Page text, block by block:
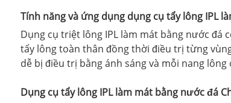
Tính năng và ứng dụng dụng cụ tẩy lông IPL
Dụng cụ triệt lông IPL làm mát bằng nước đá
tẩy lông toàn thân đồng thời điều trị từng
dễ bị điều trị bằng ánh sáng và mỗi nang
Dụng cụ tẩy lông IPL làm mát bằng nước đá